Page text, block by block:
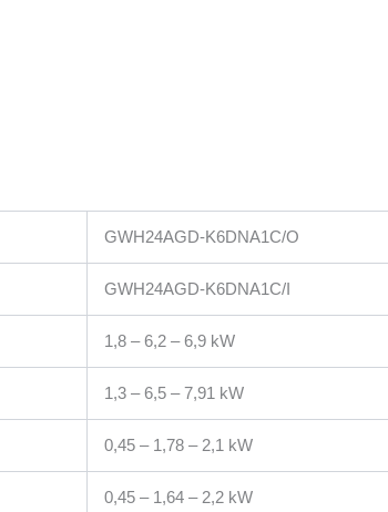
GWH24AGD-K6DNA1C/O
GWH24AGD-K6DNA1C/I
1,8 – 6,2 – 6,9 kW
1,3 – 6,5 – 7,91 kW
0,45 – 1,78 – 2,1 kW
0,45 – 1,64 – 2,2 kW